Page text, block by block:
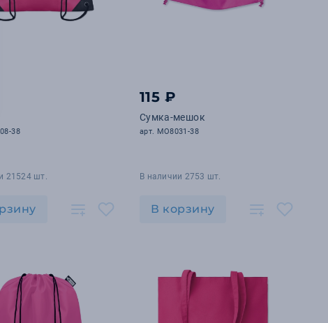
38
21524 шт.
115 ₽
Сумка-мешок
арт. MO8031-38
В наличии 2753 шт.
В корзину